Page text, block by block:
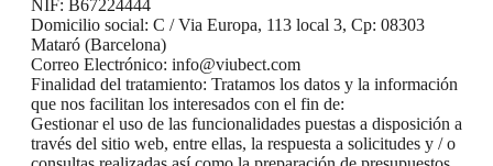
NIF: B67224444
Domicilio social: C / Via Europa, 113 local 3, Cp: 08303
Mataró (Barcelona)
Correo Electrónico: info@viubect.com
Finalidad del tratamiento: Tratamos los datos y la información
que nos facilitan los interesados con el fin de:
Gestionar el uso de las funcionalidades puestas a disposición a
través del sitio web, entre ellas, la respuesta a solicitudes y / o